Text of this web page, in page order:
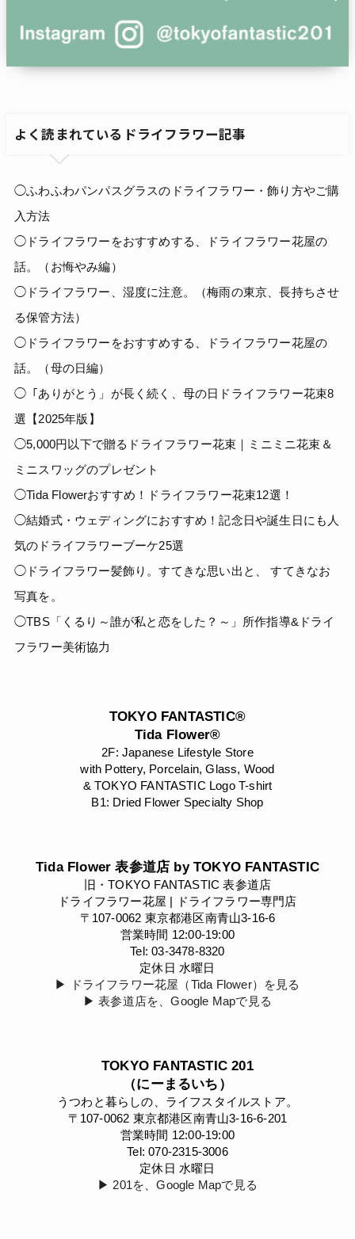
よく読まれているドライフラワー記事
◯ふわふわパンパスグラスのドライフラワー・飾り方やご購
入方法
◯ドライフラワーをおすすめする、ドライフラワー花屋の
話。（お悔やみ編）
◯ドライフラワー、湿度に注意。（梅雨の東京、長持ちさせ
る保管方法）
◯ドライフラワーをおすすめする、ドライフラワー花屋の
話。（母の日編）
◯「ありがとう」が長く続く、母の日ドライフラワー花束8
選【2025年版】
◯5,000円以下で贈るドライフラワー花束｜ミニミニ花束＆
ミニスワッグのプレゼント
◯Tida Flowerおすすめ！ドライフラワー花束12選！
◯結婚式・ウェディングにおすすめ！記念日や誕生日にも人
気のドライフラワーブーケ25選
◯ドライフラワー髪飾り。すてきな思い出と、 すてきなお
写真を。
◯TBS「くるり～誰が私と恋をした？～」所作指導&ドライ
フラワー美術協力
TOKYO FANTASTIC®
Tida Flower®
2F: Japanese Lifestyle Store
with Pottery, Porcelain, Glass, Wood
& TOKYO FANTASTIC Logo T-shirt
B1: Dried Flower Specialty Shop
Tida Flower 表参道店 by TOKYO FANTASTIC
旧・TOKYO FANTASTIC 表参道店
ドライフラワー花屋 | ドライフラワー専門店
〒107-0062 東京都港区南青山3-16-6
営業時間 12:00-19:00
Tel: 03-3478-8320
定休日 水曜日
▶︎ ドライフラワー花屋（Tida Flower）を見る
▶︎ 表参道店を、Google Mapで見る
TOKYO FANTASTIC 201
（にーまるいち）
うつわと暮らしの、ライフスタイルストア。
〒107-0062 東京都港区南青山3-16-6-201
営業時間 12:00-19:00
Tel: 070-2315-3006
定休日 水曜日
▶︎ 201を、Google Mapで見る